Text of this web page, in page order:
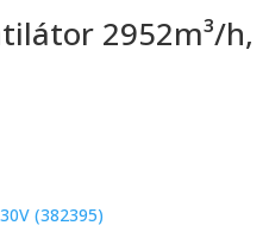
2952m³/h,